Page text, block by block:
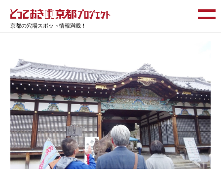
京都の穴場スポット情報満載！